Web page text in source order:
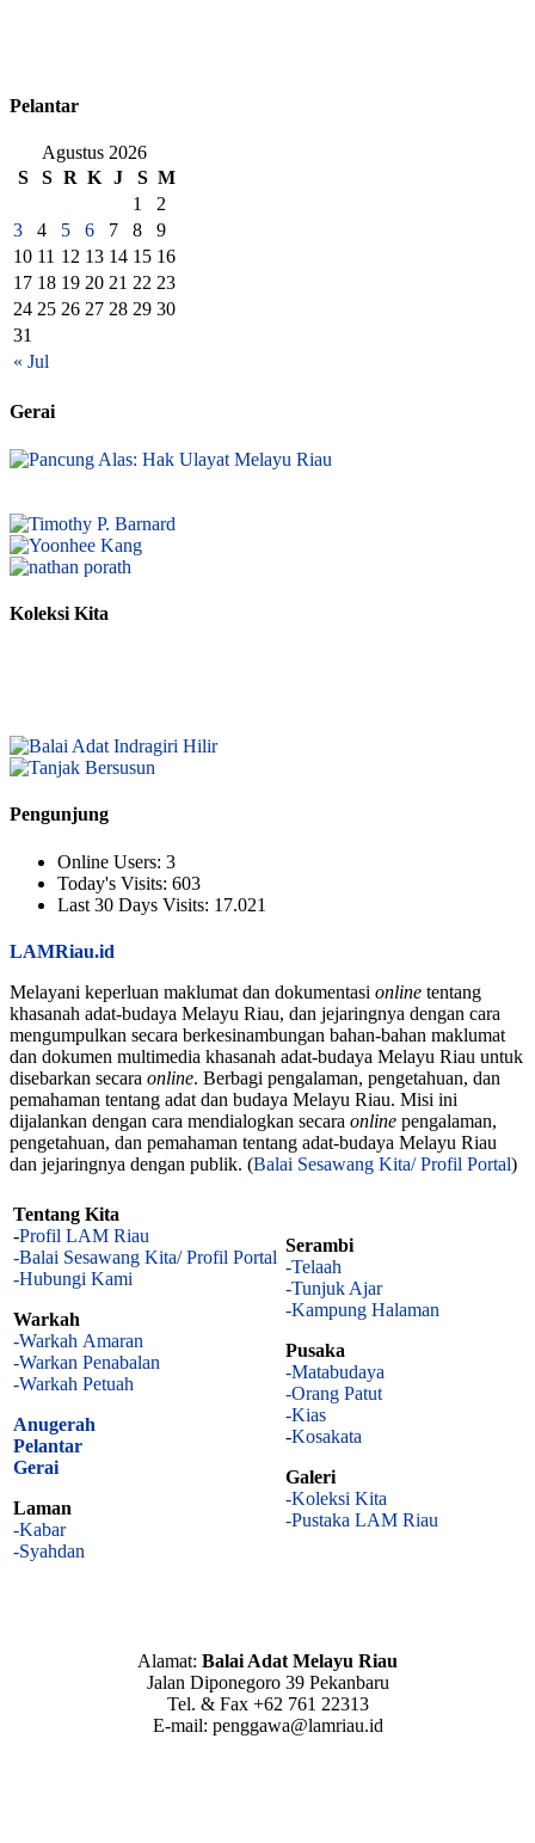
Pelantar
Agustus 2026
S
S R K J S M
« Jul
1
2
3
4 5 6 7 8
9
10 11 12 13 14 15 16
17 18 19 20 21 22 23
24 25 26 27 28 29 30
31
Gerai
Koleksi Kita
Pengunjung
Online Users: 3
Today's Visits: 603
Last 30 Days Visits: 17.021
LAMRiau.id
Melayani keperluan maklumat dan dokumentasi online tentang
khasanah adat-budaya Melayu Riau, dan jejaringnya dengan cara
mengumpulkan secara berkesinambungan bahan-bahan maklumat
dan dokumen multimedia khasanah adat-budaya Melayu Riau untuk
disebarkan secara online. Berbagi pengalaman, pengetahuan, dan
pemahaman tentang adat dan budaya Melayu Riau. Misi ini
dijalankan dengan cara mendialogkan secara online pengalaman,
pengetahuan, dan pemahaman tentang adat-budaya Melayu Riau
dan jejaringnya dengan publik. (Balai Sesawang Kita/ Profil Portal)
Tentang Kita
-Profil LAM Riau
-Balai Sesawang Kita/ Profil Portal
-Hubungi Kami
Warkah
-Warkah Amaran
-Warkan Penabalan
-Warkah Petuah
Anugerah
Pelantar
Gerai
Laman
-Kabar
-Syahdan
Serambi
-Telaah
-Tunjuk Ajar
-Kampung Halaman
Pusaka
-Matabudaya
-Orang Patut
-Kias
-Kosakata
Galeri
-Koleksi Kita
-Pustaka LAM Riau
Alamat: Balai Adat Melayu Riau
Jalan Diponegoro 39 Pekanbaru
Tel. & Fax +62 761 22313
E-mail: penggawa@lamriau.id